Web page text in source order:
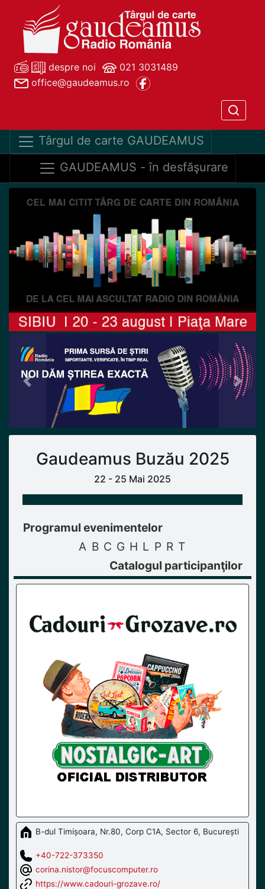
despre noi
021 3031489
office@gaudeamus.ro
Târgul de carte GAUDEAMUS
GAUDEAMUS - în desfăşurare
Previous Next
Gaudeamus Buzău 2025
22 - 25 Mai 2025
Programul evenimentelor
A B C G H L P R T
Catalogul participanţilor
B-dul Timișoara, Nr.80, Corp C1A, Sector 6, București
+40-722-373350
corina.nistor@focuscomputer.ro
https://www.cadouri-grozave.ro/